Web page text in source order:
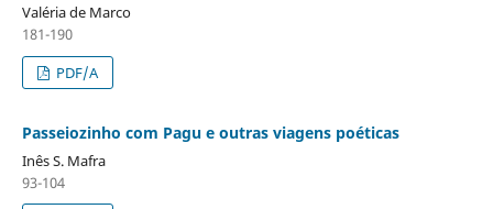
Valéria de Marco
181-190
PDF/A
Passeiozinho com Pagu e outras viagens poéticas
Inês S. Mafra
93-104